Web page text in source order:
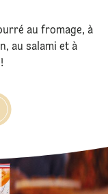
au fromage, à
au salami et à